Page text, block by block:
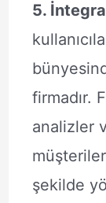
5.
firmadır.
analizler
şekilde